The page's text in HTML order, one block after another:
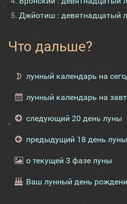
Джйотиш : девятнадцатый
Что дальше?
лунный календарь на
лунный календарь на
следующий 20 день луны
предыдущий 18 день луны
о текущей 3 фазе луны
Ваш лунный день